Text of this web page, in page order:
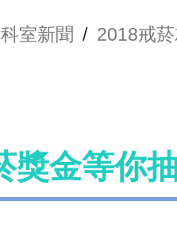
科室新聞 / 2018戒
獎金等你